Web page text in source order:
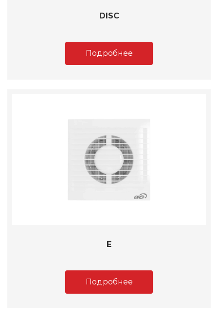
DISC
Подробнее
E
Подробнее